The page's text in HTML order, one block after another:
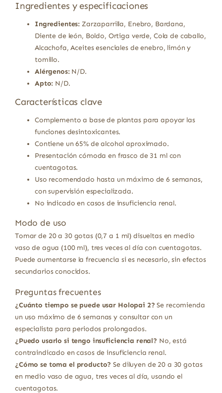
Ingredientes y especificaciones
Ingredientes: Zarzaparrilla, Enebro, Bardana,
Diente de león, Boldo, Ortiga verde, Cola de caballo,
Alcachofa, Aceites esenciales de enebro, limón y
tomillo.
Alérgenos:N/D.
Apto: N/D.
Características clave
Complemento a base de plantas para apoyar las
funciones desintoxicantes.
Contiene un 65% de alcohol aproximado.
Presentación cómoda en frasco de 31 ml con
cuentagotas.
Uso recomendado hasta un máximo de 6 semanas,
con supervisión especializada.
No indicado en casos de insuficiencia renal.
Modo de uso
Tomar de 20 a 30 gotas (0,7 a 1 ml) disueltas en medio
vaso de agua (100 ml), tres veces al día con cuentagotas.
Puede aumentarse la frecuencia si es necesario, sin efectos
secundarios conocidos.
Preguntas frecuentes
¿Cuánto tiempo se puede usar Holopai 2? Se recomienda
un uso máximo de 6 semanas y consultar con un
especialista para periodos prolongados.
¿Puedo usarlo si tengo insuficiencia renal? No, está
contraindicado en casos de insuficiencia renal.
¿Cómo se toma el producto? Se diluyen de 20 a 30 gotas
en medio vaso de agua, tres veces al día, usando el
cuentagotas.